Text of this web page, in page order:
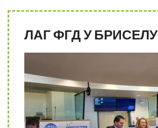
ЛАГ ФГД У БРИСЕЛУ